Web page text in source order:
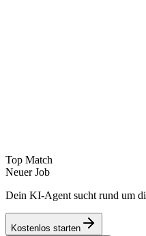
Top Match
Neuer Job
Dein KI-Agent sucht rund um
Kostenlos starten